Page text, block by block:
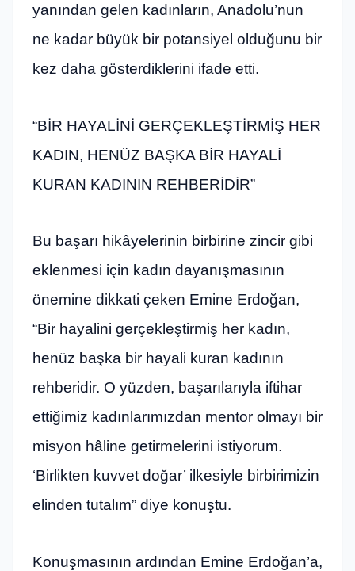
yanından gelen kadınların, Anadolu’nun
ne kadar büyük bir potansiyel olduğunu bir
kez daha gösterdiklerini ifade etti.
“BİR HAYALİNİ GERÇEKLEŞTİRMİŞ HER
KADIN, HENÜZ BAŞKA BİR HAYALİ
KURAN KADININ REHBERİDİR”
Bu başarı hikâyelerinin birbirine zincir gibi
eklenmesi için kadın dayanışmasının
önemine dikkati çeken Emine Erdoğan,
“Bir hayalini gerçekleştirmiş her kadın,
henüz başka bir hayali kuran kadının
rehberidir. O yüzden, başarılarıyla iftihar
ettiğimiz kadınlarımızdan mentor olmayı bir
misyon hâline getirmelerini istiyorum.
‘Birlikten kuvvet doğar’ ilkesiyle birbirimizin
elinden tutalım” diye konuştu.
Konuşmasının ardından Emine Erdoğan’a,